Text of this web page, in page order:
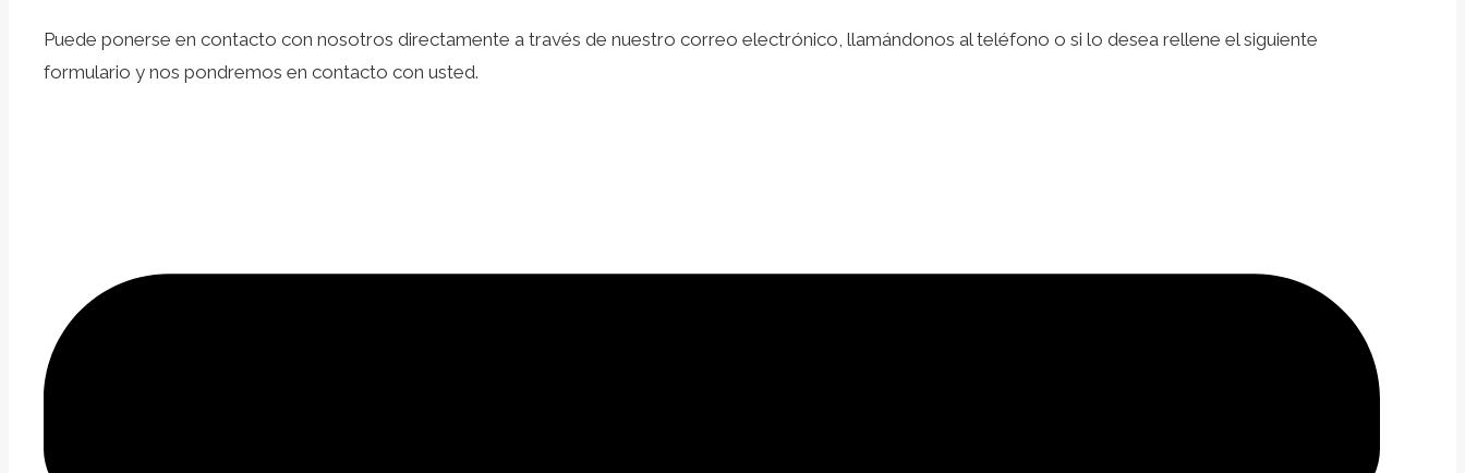
Puede ponerse en contacto con nosotros directamente a través de nuestro correo electrónico, llamándonos al teléfono o si lo desea rellene el siguiente
formulario y nos pondremos en contacto con usted.